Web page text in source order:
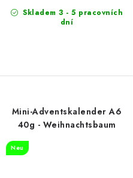
Skladem 3 - 5 pracovních
dní
Mini-Adventskalender A6
40g - Weihnachtsbaum
Neu